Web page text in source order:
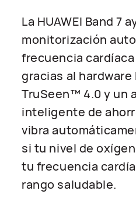
La HUAWEI Band 7
monitorización
frecuencia cardíaca
gracias al hardware
TruSeen™ 4.0 y un
inteligente de
vibra
si tu nivel de
tu frecuencia
rango saludable.